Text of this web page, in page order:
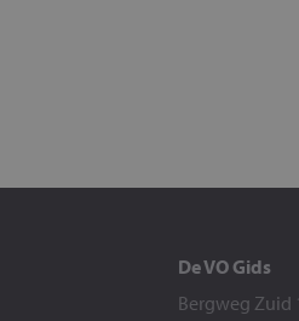
De VO Gids
Bergweg Zuid